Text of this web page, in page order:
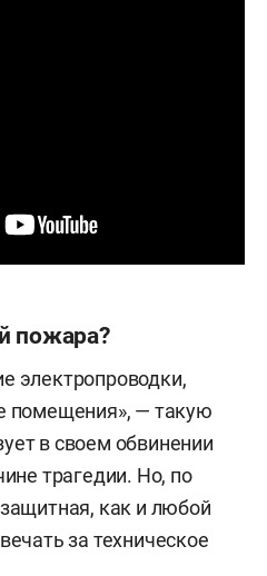
пожара?
электропроводки,
помещения», — такую
в своем обвинении
трагедии. Но, по
как и любой
за техническое